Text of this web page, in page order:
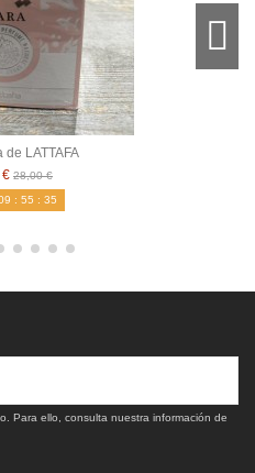
de LATTAFA
€ 28,00 €
: 55 : 34
Para ello, consulta nuestra información de